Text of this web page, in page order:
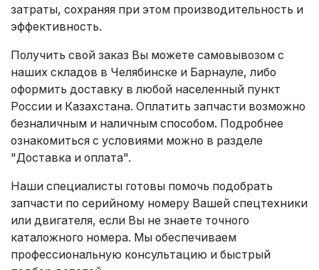
затраты, сохраняя при этом производительность и
эффективность.
Получить свой заказ Вы можете самовывозом с
наших складов в Челябинске и Барнауле, либо
оформить доставку в любой населенный пункт
России и Казахстана. Оплатить запчасти возможно
безналичным и наличным способом. Подробнее
ознакомиться с условиями можно в разделе
"Доставка и оплата".
Наши специалисты готовы помочь подобрать
запчасти по серийному номеру Вашей спецтехники
или двигателя, если Вы не знаете точного
каталожного номера. Мы обеспечиваем
профессиональную консультацию и быстрый